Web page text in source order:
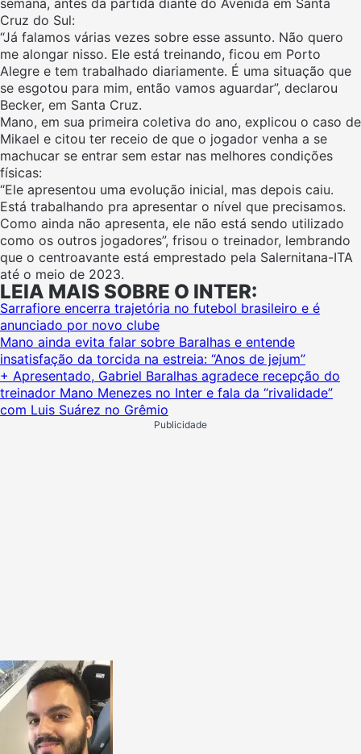
Cruz do Sul:
“Já falamos várias vezes sobre esse assunto. Não quero
me alongar nisso. Ele está treinando, ficou em Porto
Alegre e tem trabalhado diariamente. É uma situação que
se esgotou para mim, então vamos aguardar”, declarou
Becker, em Santa Cruz.
Mano, em sua primeira coletiva do ano, explicou o caso de
Mikael e citou ter receio de que o jogador venha a se
machucar se entrar sem estar nas melhores condições
físicas:
“Ele apresentou uma evolução inicial, mas depois caiu.
Está trabalhando pra apresentar o nível que precisamos.
Como ainda não apresenta, ele não está sendo utilizado
como os outros jogadores”, frisou o treinador, lembrando
que o centroavante está emprestado pela Salernitana-ITA
até o meio de 2023.
LEIA MAIS SOBRE O INTER:
Sarrafiore encerra trajetória no futebol brasileiro e é
anunciado por novo clube
Mano ainda evita falar sobre Baralhas e entende
insatisfação da torcida na estreia: “Anos de jejum”
+ Apresentado, Gabriel Baralhas agradece recepção do
treinador Mano Menezes no Inter e fala da “rivalidade”
com Luis Suárez no Grêmio
Publicidade